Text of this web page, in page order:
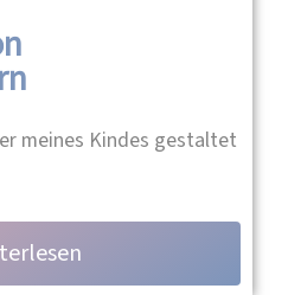
meines Kindes gestaltet